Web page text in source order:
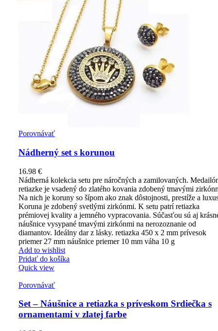
Porovnávať
Nádherný set s korunou
16.98 €
Nádherná kolekcia setu pre náročných a zamilovaných.
retiazke je vsadený do zlatého kovania zdobený tmavými
Na nich je koruny so šípom ako znak dôstojnosti, prestíže a
Koruna je zdobený svetlými zirkónmi. K setu patrí retiazka
prémiovej kvality a jemného vypracovania. Súčasťou sú aj
náušnice vysypané tmavými zirkónmi na nerozoznanie od
diamantov. Ideálny dar z lásky. retiazka 450 x 2 mm prívesok
priemer 27 mm náušnice priemer 10 mm váha 10 g
Add to wishlist
Pridať do košíka
Quick view
Porovnávať
Set – Náušnice a retiazka s príveskom Srdiečka s
ornamentami v zlatej farbe